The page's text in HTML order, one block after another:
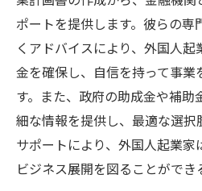
ポートを提供します。彼らの専
くアドバイスにより、外国人
金を確保し、自信を持って事業
す。また、政府の助成金や補助
細な情報を提供し、最適な選択
サポートにより、外国人起業
ビジネス展開を図ることができ